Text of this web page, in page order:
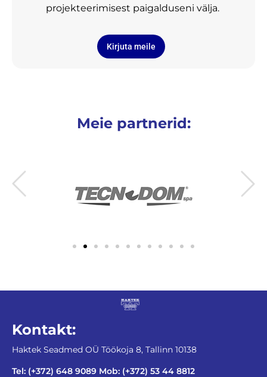
projekteerimisest paigalduseni välja.
Kirjuta meile
Meie partnerid:
Kontakt:
Haktek Seadmed OÜ Töökoja 8, Tallinn 10138
Tel: (+372) 648 9089 Mob: (+372) 53 44 8812